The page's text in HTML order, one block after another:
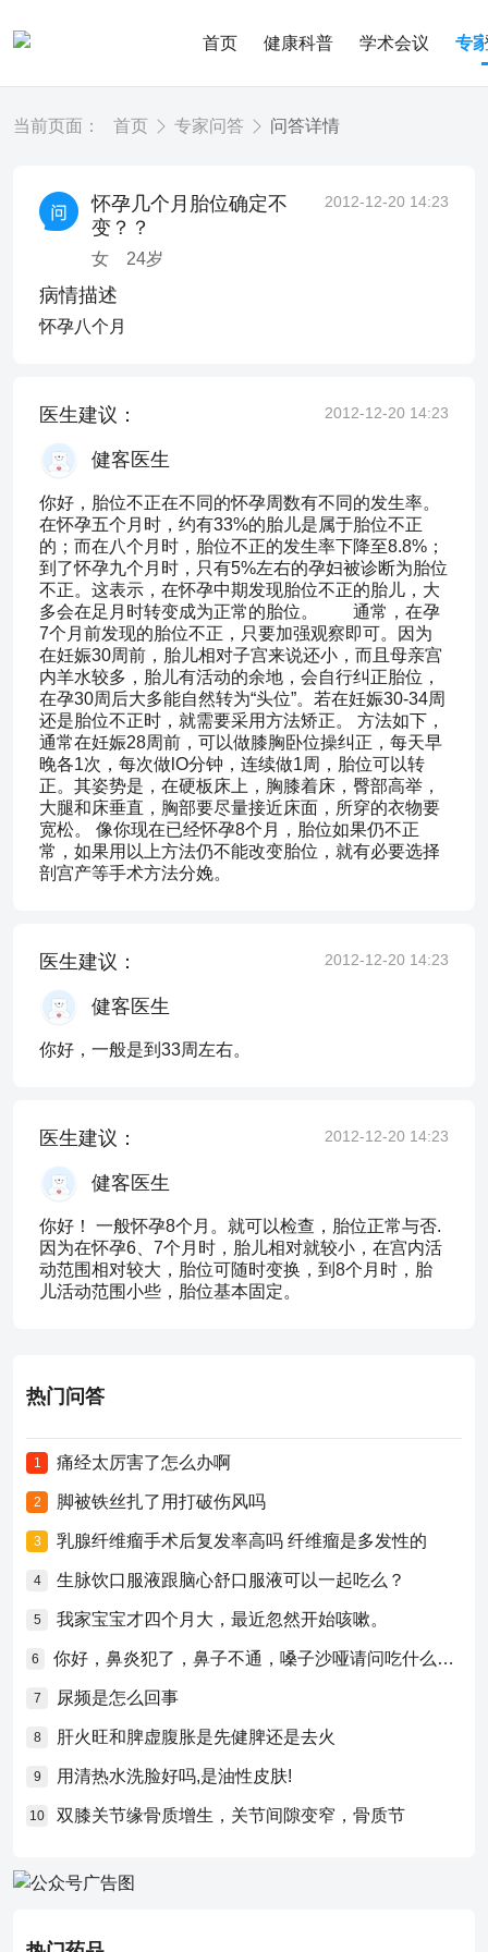
首页 健康科普 学术会议 专
当前页面： 首页 专家问答 问答详情
怀孕几个月胎位确定不
变？？
女 24岁
2012-12-20 14:23
病情描述
怀孕八个月
医生建议： 2012-12-20 14:23
健客医生
你好，胎位不正在不同的怀孕周数有不同的发生率。
在怀孕五个月时，约有33%的胎儿是属于胎位不正
的；而在八个月时，胎位不正的发生率下降至8.8%；
到了怀孕九个月时，只有5%左右的孕妇被诊断为胎位
不正。这表示，在怀孕中期发现胎位不正的胎儿，大
多会在足月时转变成为正常的胎位。 通常，在孕
7个月前发现的胎位不正，只要加强观察即可。因为
在妊娠30周前，胎儿相对子宫来说还小，而且母亲宫
内羊水较多，胎儿有活动的余地，会自行纠正胎位，
在孕30周后大多能自然转为“头位”。若在妊娠30-34周
还是胎位不正时，就需要采用方法矫正。 方法如下，
通常在妊娠28周前，可以做膝胸卧位操纠正，每天早
晚各1次，每次做lO分钟，连续做1周，胎位可以转
正。其姿势是，在硬板床上，胸膝着床，臀部高举，
大腿和床垂直，胸部要尽量接近床面，所穿的衣物要
宽松。 像你现在已经怀孕8个月，胎位如果仍不正
常，如果用以上方法仍不能改变胎位，就有必要选择
剖宫产等手术方法分娩。
医生建议： 2012-12-20 14:23
健客医生
你好，一般是到33周左右。
医生建议： 2012-12-20 14:23
健客医生
你好！ 一般怀孕8个月。就可以检查，胎位正常与否.
因为在怀孕6、7个月时，胎儿相对就较小，在宫内活
动范围相对较大，胎位可随时变换，到8个月时，胎
儿活动范围小些，胎位基本固定。
热门问答
1 痛经太厉害了怎么办啊
2 脚被铁丝扎了用打破伤风吗
3 乳腺纤维瘤手术后复发率高吗 纤维瘤是多发性的
4 生脉饮口服液跟脑心舒口服液可以一起吃么？
5 我家宝宝才四个月大，最近忽然开始咳嗽。
6 你好，鼻炎犯了，鼻子不通，嗓子沙哑请问吃什么药比较好？
7 尿频是怎么回事
8 肝火旺和脾虚腹胀是先健脾还是去火
9 用清热水洗脸好吗,是油性皮肤!
10 双膝关节缘骨质增生，关节间隙变窄，骨质节